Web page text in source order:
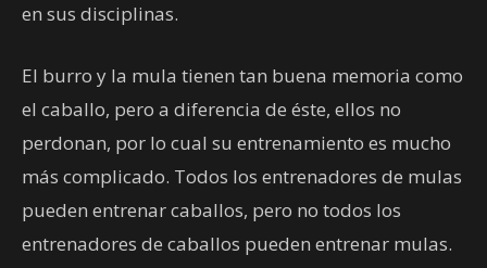
en sus disciplinas.
El burro y la mula tienen tan buena memoria como
el caballo, pero a diferencia de éste, ellos no
perdonan, por lo cual su entrenamiento es mucho
más complicado. Todos los entrenadores de mulas
pueden entrenar caballos, pero no todos los
entrenadores de caballos pueden entrenar mulas.